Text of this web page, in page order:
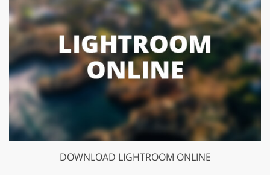
DOWNLOAD LIGHTROOM ONLINE